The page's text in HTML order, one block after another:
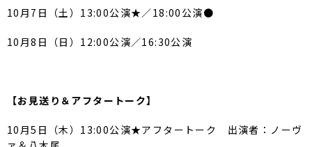
10月7日（土）13:00公演★／18:00公演●
10月8日（日）12:00公演／16:30公演
【お見送り＆アフタートーク】
10月5日（木）13:00公演★アフタートーク 出演者：ノーヴ